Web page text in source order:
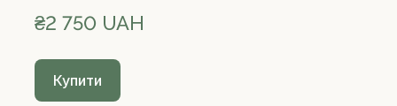
₴2 750 UAH
Купити